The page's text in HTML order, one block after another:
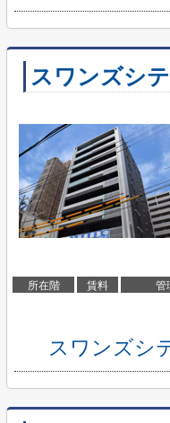
スワンズシ
所在階 賃料 管
スワンズシ